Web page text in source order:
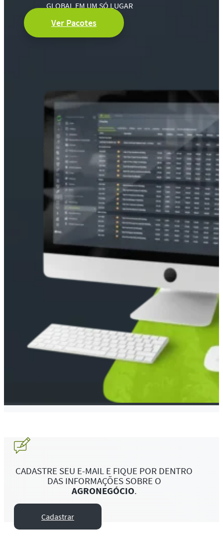
GLOBAL EM UM SÓ LUGAR
Ver Pacotes
CADASTRE SEU E-MAIL E FIQUE POR DENTRO
DAS INFORMAÇÕES SOBRE O
AGRONEGÓCIO.
Cadastrar